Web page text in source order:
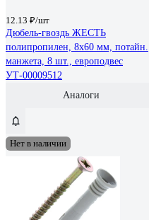
12.13 ₽/шт
Дюбель-гвоздь ЖЕСТЬ
полипропилен, 8x60 мм, потайн.
манжета, 8 шт., европодвес
УТ-00009512
Аналоги
Нет в наличии